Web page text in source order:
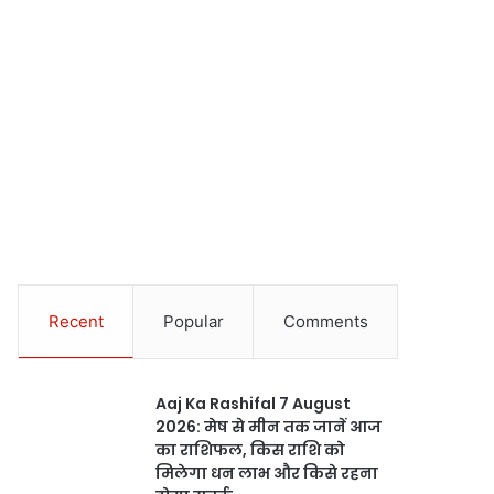
Recent Popular Comments
Aaj Ka Rashifal 7 August
2026: मेष से मीन तक जानें आज
का राशिफल, किस राशि को
मिलेगा धन लाभ और किसे रहना